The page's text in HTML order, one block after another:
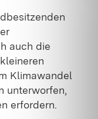
auch die
Klimawandel
unterworfen,
erfordern.